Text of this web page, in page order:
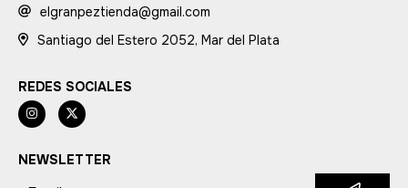
elgranpeztienda@gmail.com
Santiago del Estero 2052, Mar del Plata
REDES SOCIALES
NEWSLETTER